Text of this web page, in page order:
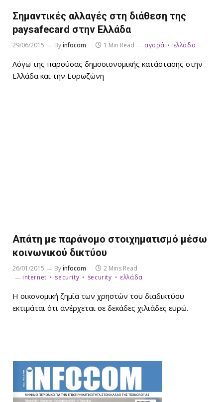
Σημαντικές αλλαγές στη διάθεση της
paysafecard στην Ελλάδα
29/06/2015 Byinfocom 1 Min Read αγορά ελλάδα
Λόγω της παρούσας δημοσιονομικής κατάστασης στην
Ελλάδα και την Ευρωζώνη
Απάτη με παράνομο στοιχηματισμό μέσω
κοινωνικού δικτύου
26/01/2015 Byinfocom
2 Mins Read
internet
security security ελλάδα
Η οικονομική ζημία των χρηστών του διαδικτύου
εκτιμάται ότι ανέρχεται σε δεκάδες χιλιάδες ευρώ.